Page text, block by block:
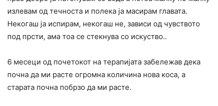
излевам од течноста и полека ја масирам главата.
Некогаш ја испирам, некогаш не, зависи од чувството
под прсти, ама тоа се стекнува со искуство..
6 месеци од почетокот на терапијата забележав дека
почна да ми расте огромна количина нова коса, а
старата почна побрзо да ми расте.